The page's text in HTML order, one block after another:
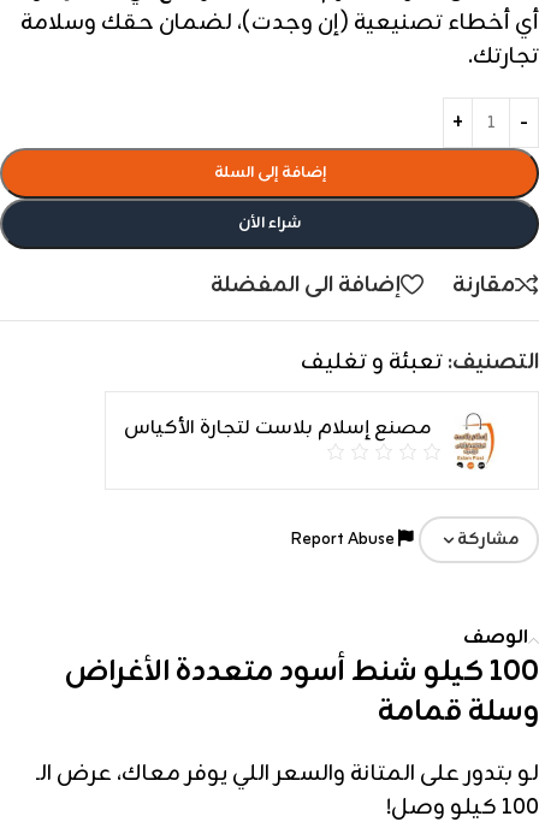
أي أخطاء تصنيعية (إن وجدت)، لضمان حقك وسلامة
تجارتك.
إضافة إلى السلة
شراء الأن
مقارنة إضافة الى المفضلة
التصنيف:تعبئة و تغليف
مصنع إسلام بلاست لتجارة الأكياس
مشاركة
الوصف
100 كيلو شنط أسود متعددة الأغراض
وسلة قمامة
لو بتدور على المتانة والسعر اللي يوفر معاك، عرض الـ
100 كيلو وصل!